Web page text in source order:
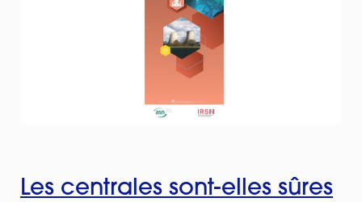
Les centrales sont-elles sûres